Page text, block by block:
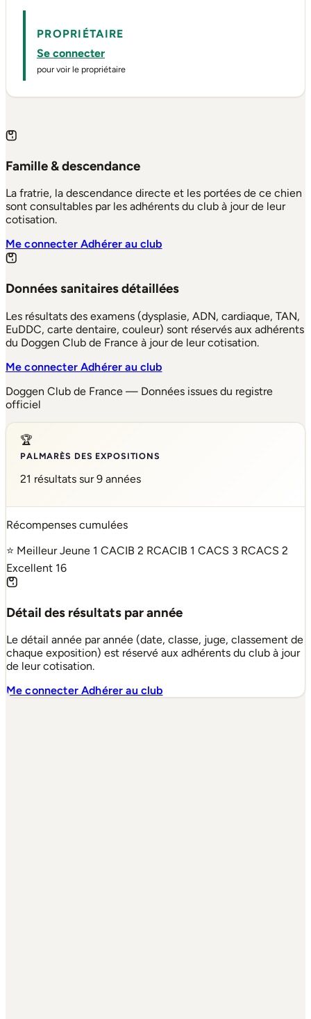
PROPRIÉTAIRE
Se connecter
pour voir le propriétaire
Famille & descendance
La fratrie, la descendance directe et les portées de ce chien
sont consultables par les adhérents du club à jour de leur
cotisation.
Me connecterAdhérer au club
Données sanitaires détaillées
Les résultats des examens (dysplasie, ADN, cardiaque, TAN,
EuDDC, carte dentaire, couleur) sont réservés aux adhérents
du Doggen Club de France à jour de leur cotisation.
Me connecterAdhérer au club
Doggen Club de France — Données issues du registre
officiel
🏆
PALMARÈS DES EXPOSITIONS
21 résultats sur 9 années
Récompenses cumulées
⭐ Meilleur Jeune 1 CACIB 2 RCACIB 1 CACS 3 RCACS 2
Excellent 16
Détail des résultats par année
Le détail année par année (date, classe, juge, classement de
chaque exposition) est réservé aux adhérents du club à jour
de leur cotisation.
Me connecterAdhérer au club